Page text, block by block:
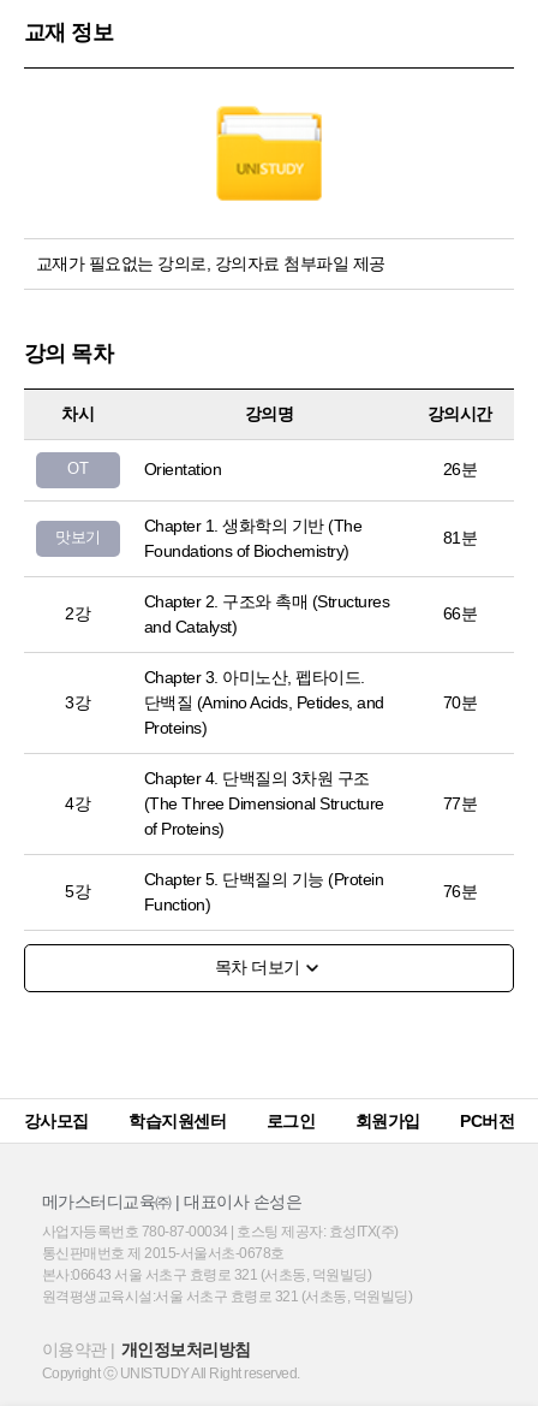
교재 정보
교재가 필요없는 강의로, 강의자료 첨부파일 제공
강의 목차
차시 강의명 강의시간
OT Orientation 26분
맛보기
Chapter 1. 생화학의 기반 (The
Foundations of Biochemistry)
81분
2강
Chapter 2. 구조와 촉매 (Structures
and Catalyst)
66분
3강
Chapter 3. 아미노산, 펩타이드.
단백질 (Amino Acids, Petides, and
Proteins)
70분
4강
Chapter 4. 단백질의 3차원 구조
(The Three Dimensional Structure
of Proteins)
77분
5강
Chapter 5. 단백질의 기능 (Protein
Function)
76분
[2]
10강
Chapter 8. 뉴클레오타이드와 핵산
(Nucleotides and Nucleic Acids) [1]
11강
(Nucleotides and Nucleic Acids) [2]
강사모집 학습지원센터 로그인 회원가입 PC버전
메가스터디교육㈜ | 대표이사 손성은
사업자등록번호 780-87-00034 | 호스팅 제공자: 효성ITX(주)
통신판매번호 제 2015-서울서초-0678호
본사:06643 서울 서초구 효령로 321 (서초동, 덕원빌딩)
원격평생교육시설:서울 서초구 효령로 321 (서초동, 덕원빌딩)
이용약관 개인정보처리방침
Copyright ⓒ UNISTUDY All Right reserved.